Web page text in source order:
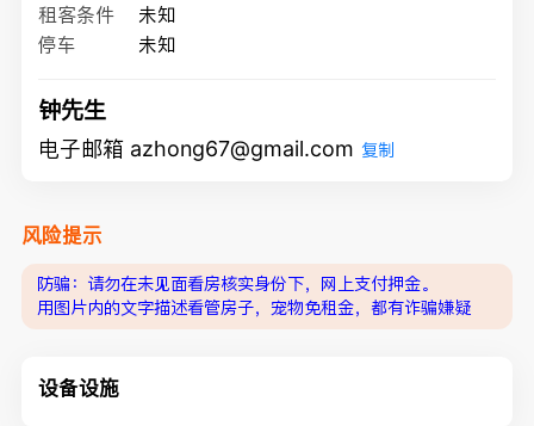
租客条件
未知
停车
未知
钟先生
电子邮箱 azhong67@gmail.com 复制
风险提示
防骗：请勿在未见面看房核实身份下，网上支付押金。
用图片内的文字描述看管房子，宠物免租金，都有诈骗嫌疑
设备设施